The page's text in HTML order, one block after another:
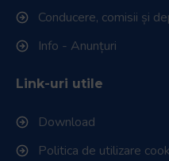
Conducere, comisii și
Info - Anunțuri
Link-uri utile
Download
Politica de utilizare